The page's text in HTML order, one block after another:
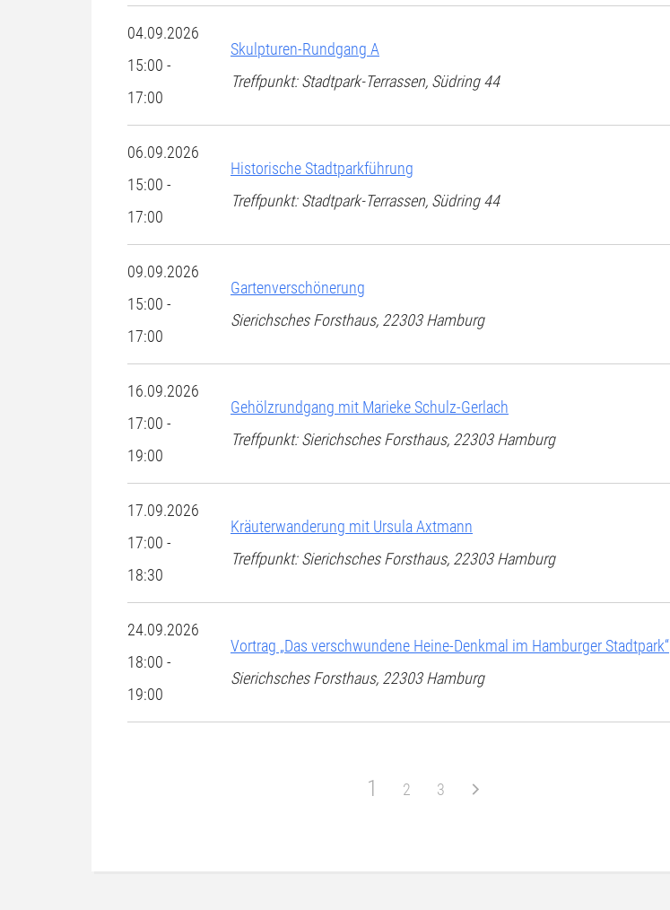
04.09.2026
15:00 -
17:00
Skulpturen-Rundgang A
Treffpunkt: Stadtpark-Terrassen, Südring 44
06.09.2026
15:00 -
17:00
Historische Stadtparkführung
Treffpunkt: Stadtpark-Terrassen, Südring 44
09.09.2026
15:00 -
17:00
Gartenverschönerung
Sierichsches Forsthaus, 22303 Hamburg
16.09.2026
17:00 -
19:00
Gehölzrundgang mit Marieke Schulz-Gerlach
Treffpunkt: Sierichsches Forsthaus, 22303 Hamburg
17.09.2026
17:00 -
18:30
Kräuterwanderung mit Ursula Axtmann
Treffpunkt: Sierichsches Forsthaus, 22303 Hamburg
24.09.2026
18:00 -
19:00
Vortrag „Das verschwundene Heine-Denkmal im Hamburger Stadtpark“
Sierichsches Forsthaus, 22303 Hamburg
1 2 3